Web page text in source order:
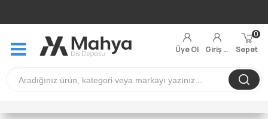
Üye Ol Giriş Yap Sepet
0